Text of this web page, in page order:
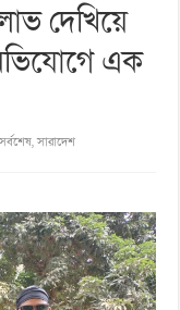
দেখিয়ে
এক
সর্বশেষ,সারাদেশ